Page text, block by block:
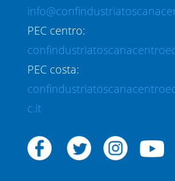
PEC centro:
PEC costa:
c.it